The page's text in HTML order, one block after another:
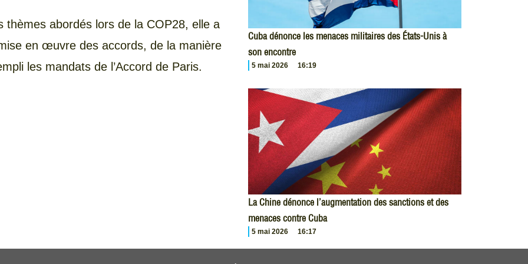
thèmes abordés lors de la COP28, elle a
en œuvre des accords, de la manière
les mandats de l’Accord de Paris.
Cuba dénonce les menaces militaires des États-Unis à
son encontre
5 mai 2026 16:19
La Chine dénonce l’augmentation des sanctions et des
menaces contre Cuba
5 mai 2026 16:17